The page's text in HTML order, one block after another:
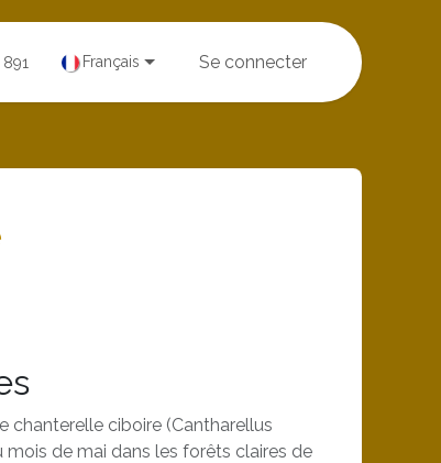
Français Se connecter
chanterelle ciboire (Cantharellus
mois de mai dans les forêts claires de